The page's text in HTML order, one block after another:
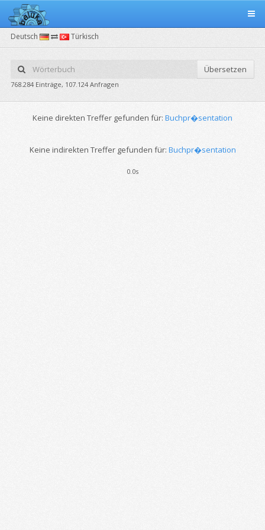
Deutsch Türkisch
Übersetzen
768.284 Einträge, 107.124 Anfragen
Keine direkten Treffer gefunden für: Buchpr�sentation
Keine indirekten Treffer gefunden für: Buchpr�sentation
0.0s